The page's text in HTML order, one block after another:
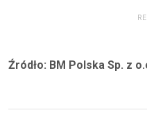
Źródło: BM Polska Sp. z